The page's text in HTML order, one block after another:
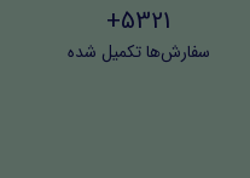
5321+
سفارش‌ها تکمیل شده